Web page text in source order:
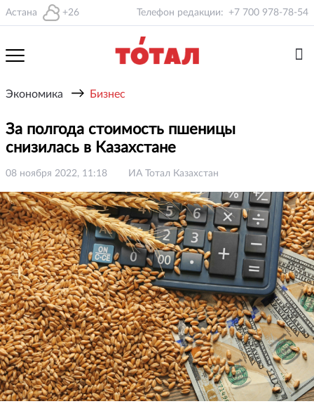
Астана +26 Телефон редакции: +7 700 978-78-54
Экономика → Бизнес
За полгода стоимость пшеницы
снизилась в Казахстане
08 ноября 2022, 11:18 ИА Тотал Казахстан